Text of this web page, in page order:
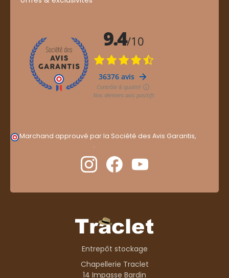
Marchand approuvé par la Société des Avis Garantis,
.
Entrepôt stockage
Chapellerie Traclet
14 Impasse Bardin